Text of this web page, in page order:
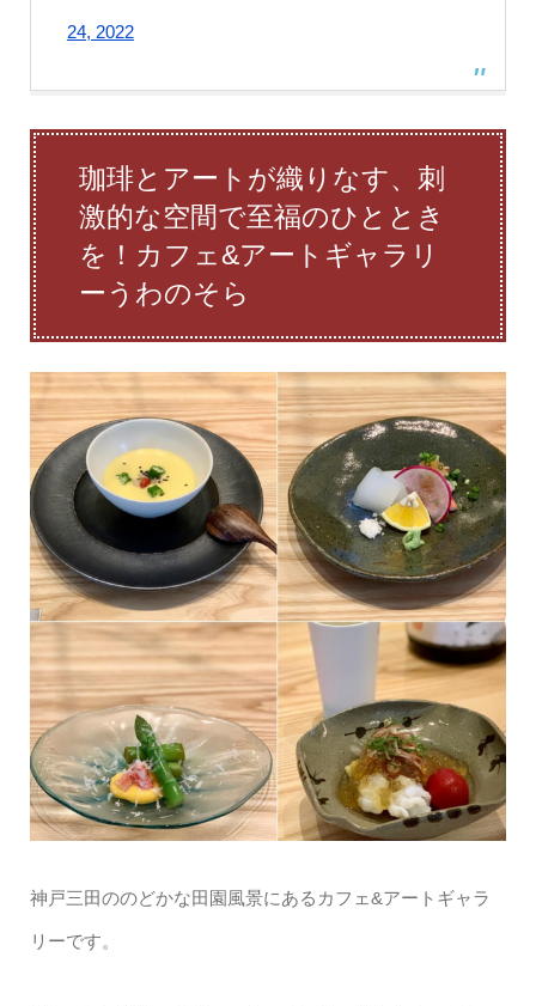
24, 2022
珈琲とアートが織りなす、刺
激的な空間で至福のひととき
を！カフェ&アートギャラリ
ーうわのそら
神戸三田ののどかな田園風景にあるカフェ&アートギャラ
リーです。